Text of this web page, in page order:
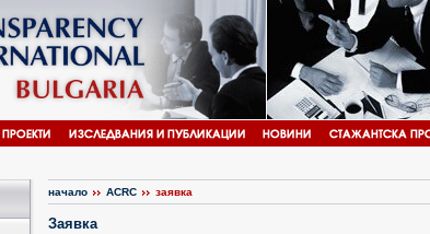
начало ACRC заявка
Заявка